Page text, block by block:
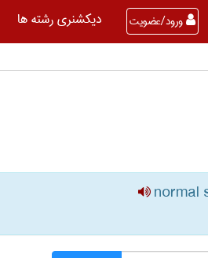
ورود/عضویت دیکشنری رشته ها
normal